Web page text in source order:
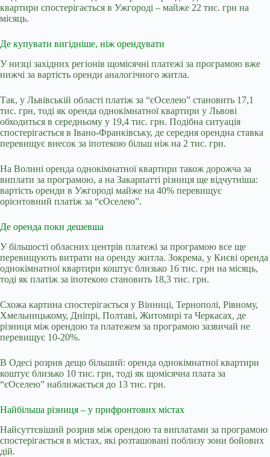
квартири спостерігається в Ужгороді – майже 22 тис. грн на
місяць.
Де купувати вигідніше, ніж орендувати
У низці західних регіонів щомісячні платежі за програмою вже
нижчі за вартість оренди аналогічного житла.
Так, у Львівській області платіж за “єОселею” становить 17,1
тис. грн, тоді як оренда однокімнатної квартири у Львові
обходиться в середньому у 19,4 тис. грн. Подібна ситуація
спостерігається в Івано-Франківську, де середня орендна ставка
перевищує внесок за іпотекою більш ніж на 2 тис. грн.
На Волині оренда однокімнатної квартири також дорожча за
виплати за програмою, а на Закарпатті різниця ще відчутніша:
вартість оренди в Ужгороді майже на 40% перевищує
орієнтовний платіж за “єОселею”.
Де оренда поки дешевша
У більшості обласних центрів платежі за програмою все ще
перевищують витрати на оренду житла. Зокрема, у Києві оренда
однокімнатної квартири коштує близько 16 тис. грн на місяць,
тоді як платіж за іпотекою становить 18,3 тис. грн.
Схожа картина спостерігається у Вінниці, Тернополі, Рівному,
Хмельницькому, Дніпрі, Полтаві, Житомирі та Черкасах, де
різниця між орендою та платежем за програмою зазвичай не
перевищує 10-20%.
В Одесі розрив дещо більший: оренда однокімнатної квартири
коштує близько 10 тис. грн, тоді як щомісячна плата за
“єОселею” наближається до 13 тис. грн.
Найбільша різниця – у прифронтових містах
Найсуттєвіший розрив між орендою та виплатами за програмою
спостерігається в містах, які розташовані поблизу зони бойових
дій.